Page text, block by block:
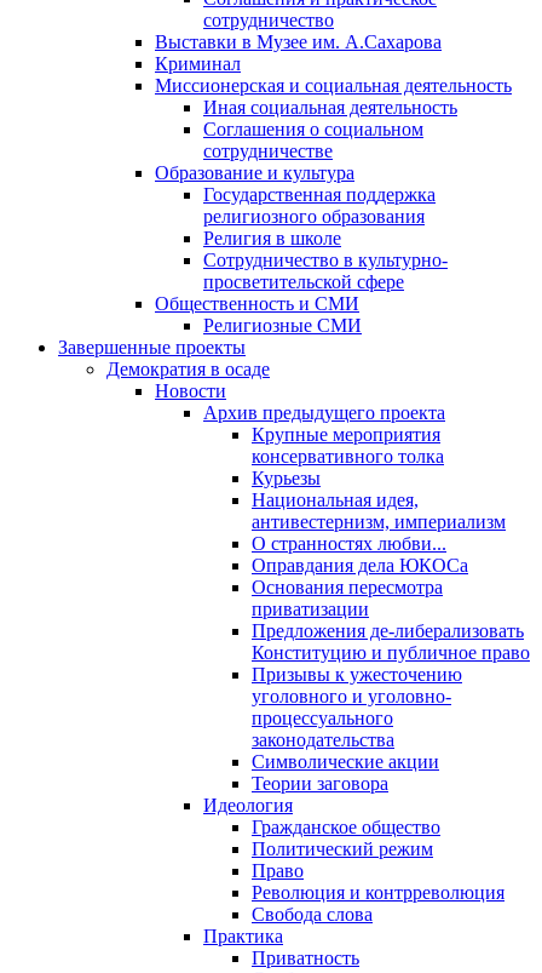
сотрудничество
Выставки в Музее им. А.Сахарова
Криминал
Миссионерская и социальная деятельность
Иная социальная деятельность
Соглашения о социальном
сотрудничестве
Образование и культура
Государственная поддержка
религиозного образования
Религия в школе
Сотрудничество в культурно-
просветительской сфере
Общественность и СМИ
Религиозные СМИ
Завершенные проекты
Демократия в осаде
Новости
Архив предыдущего проекта
Крупные мероприятия
консервативного толка
Курьезы
Национальная идея,
антивестернизм, империализм
О странностях любви...
Оправдания дела ЮКОСа
Основания пересмотра
приватизации
Предложения де-либерализовать
Конституцию и публичное право
Призывы к ужесточению
уголовного и уголовно-
процессуального
законодательства
Символические акции
Теории заговора
Идеология
Гражданское общество
Политический режим
Право
Революция и контрреволюция
Свобода слова
Практика
Приватность